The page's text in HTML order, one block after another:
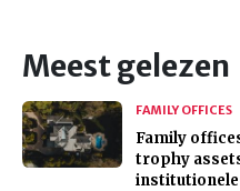
Meest gelezen
FAMILY OFFICES
Family
trophy
institutionele